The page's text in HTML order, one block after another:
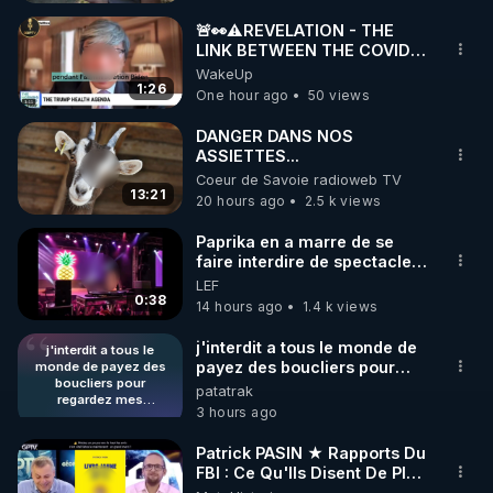
éviter les lourdeurs et les « coups de pompe ».
✨ Que faire le jour J sans frustration ?
Stratégies douces, comment commencer le repas,
quoi éviter, comment soutenir le foie, et comment
rester dans le plaisir sans excès.
✨ Le lendemain : comment récupérer rapidement ?
Jus, boissons, mobilité, respiration, repos… ce qui
aide vraiment le corps à se remettre.
✨ Quelques recettes spéciales fêtes
Plus légères mais gourmandes, respectueuses de
votre digestion.
Un live concret, simple et utile pour vivre les fêtes
en pleine forme plutôt qu’en mode survie digestive.
1:26
🚨👀⚠️REVELATION - THE
LINK BETWEEN THE COVID
VACCINE AND CANCER -LIEN
VACCIN COVID ET CANCER
WakeUp
One hour ago
50 views
13:21
DANGER DANS NOS
ASSIETTES...
Coeur de Savoie radioweb TV
20 hours ago
2.5 k views
0:38
Paprika en a marre de se
faire interdire de spectacle.
Elle décide donc de devenir
DJ !
LEF
14 hours ago
1.4 k views
j'interdit a tous le
monde de payez des
boucliers pour
regardez mes
publications (gratuites)
pour protégé les
escrocs qui utilise
CrowdBunker comme
j'interdit a tous le monde de
payez des boucliers pour
regardez mes publications
(gratuites) quand ils le désire
juste pour protégé les
escrocs qui utilise
CrowdBunker comme
stockage de fichiers
patatrak
3 hours ago
Patrick PASIN ★ Rapports Du
FBI : Ce Qu'Ils Disent De Plus